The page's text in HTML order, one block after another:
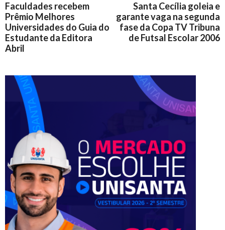
Faculdades recebem
Prêmio Melhores
Universidades do Guia do
Estudante da Editora
Abril
Santa Cecília goleia e
garante vaga na segunda
fase da Copa TV Tribuna
de Futsal Escolar 2006